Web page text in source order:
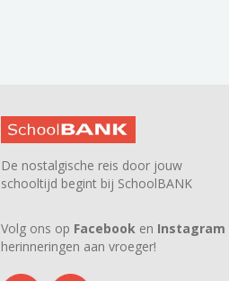
De nostalgische reis door jouw
schooltijd begint bij SchoolBANK
Volg ons op Facebook en Instagram
herinneringen aan vroeger!